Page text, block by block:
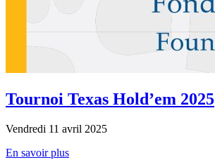
Tournoi Texas Hold’em 2025
Vendredi 11 avril 2025
En savoir plus